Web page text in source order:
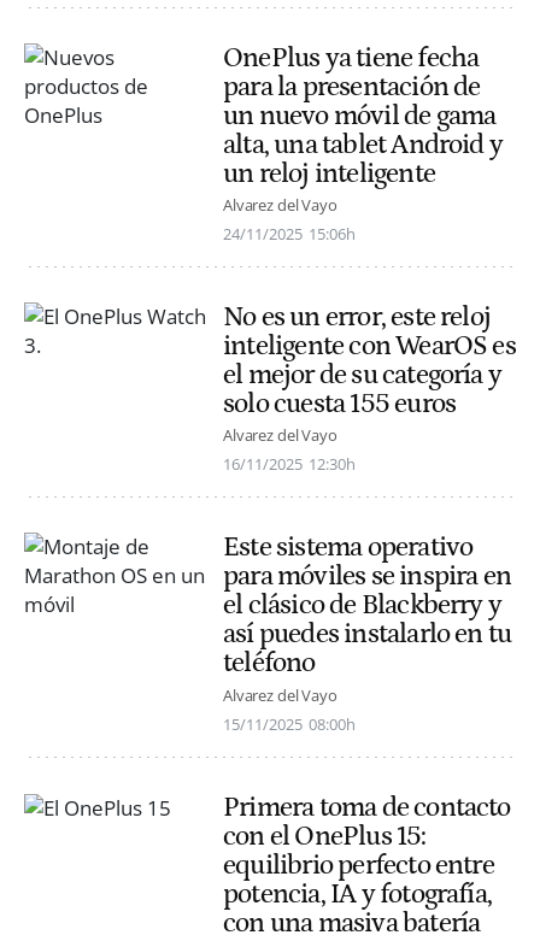
OnePlus ya tiene fecha
para la presentación de
un nuevo móvil de gama
alta, una tablet Android y
un reloj inteligente
Alvarez del Vayo
24/11/2025 15:06h
No es un error, este reloj
inteligente con WearOS es
el mejor de su categoría y
solo cuesta 155 euros
Alvarez del Vayo
16/11/2025 12:30h
Este sistema operativo
para móviles se inspira en
el clásico de Blackberry y
así puedes instalarlo en tu
teléfono
Alvarez del Vayo
15/11/2025 08:00h
Primera toma de contacto
con el OnePlus 15:
equilibrio perfecto entre
potencia, IA y fotografía,
con una masiva batería